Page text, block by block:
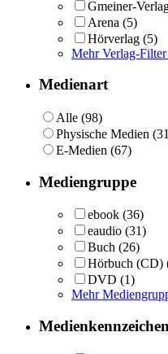
Gmeiner-
Arena (5)
Hörverlag (5)
Mehr Verlag-Filter
Medienart
Alle (98)
Physische Medien
E-Medien (67)
Mediengruppe
ebook (36)
eaudio (31)
Buch (26)
Hörbuch (CD)
DVD (1)
Mehr
Medienkennzeichen